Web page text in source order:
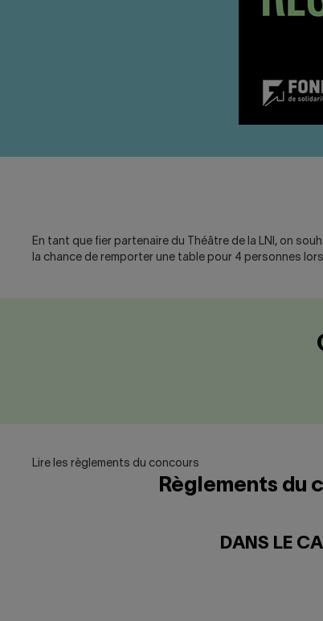
En tant que fier partenaire du Théâtre de la LNI, on
la chance de remporter une table pour 4 personnes
Lire les règlements du concours
Règlements du
DANS LE